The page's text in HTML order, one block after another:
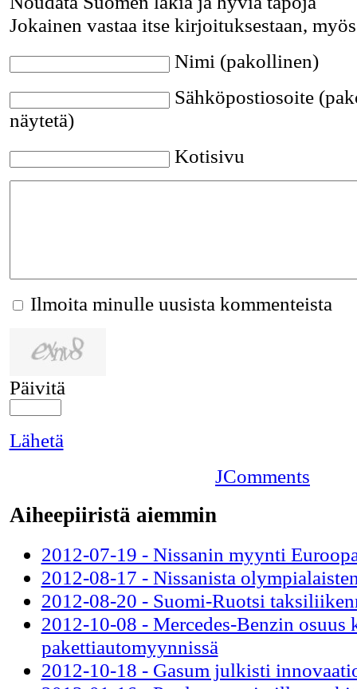
Jokainen vastaa itse kirjoituksestaan,
Nimi (pakollinen)
Sähköpostiosoite
näytetä)
Kotisivu
Ilmoita minulle uusista kommenteista
Päivitä
Lähetä
JComments
Aiheepiiristä aiemmin
2012-07-19 - Nissanin myynti
2012-08-17 - Nissanista
2012-08-20 - Suomi-Ruotsi
2012-10-08 - Mercedes-Benzin osuus
pakettiautomyynnissä
2012-10-18 - Gasum julkisti